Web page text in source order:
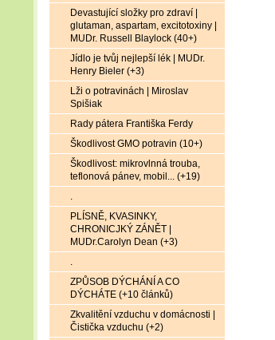
Devastující složky pro zdraví |
glutaman, aspartam, excitotoxiny |
MUDr. Russell Blaylock (40+)
Jídlo je tvůj nejlepší lék | MUDr.
Henry Bieler (+3)
Lži o potravinách | Miroslav
Spišiak
Rady pátera Františka Ferdy
Škodlivost GMO potravin (10+)
Škodlivost: mikrovlnná trouba,
teflonová pánev, mobil... (+19)
.
PLÍSNĚ, KVASINKY,
CHRONICJKÝ ZÁNĚT |
MUDr.Carolyn Dean (+3)
.
ZPŮSOB DÝCHÁNÍ A CO
DÝCHÁTE (+10 článků)
Zkvalitění vzduchu v domácnosti |
Čistička vzduchu (+2)